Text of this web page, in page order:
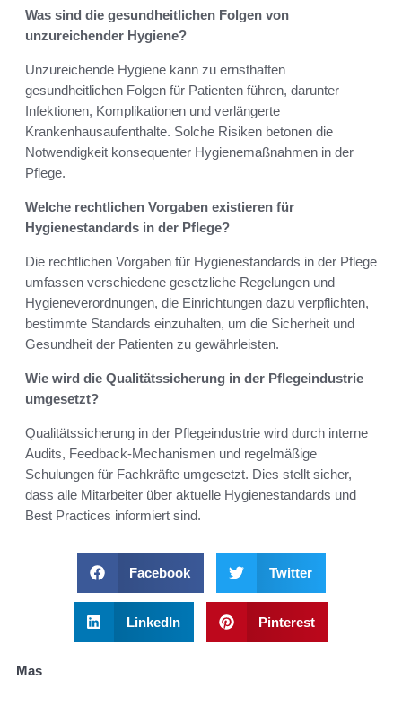
Was sind die gesundheitlichen Folgen von
unzureichender Hygiene?
Unzureichende Hygiene kann zu ernsthaften
gesundheitlichen Folgen für Patienten führen, darunter
Infektionen, Komplikationen und verlängerte
Krankenhausaufenthalte. Solche Risiken betonen die
Notwendigkeit konsequenter Hygienemaßnahmen in der
Pflege.
Welche rechtlichen Vorgaben existieren für
Hygienestandards in der Pflege?
Die rechtlichen Vorgaben für Hygienestandards in der Pflege
umfassen verschiedene gesetzliche Regelungen und
Hygieneverordnungen, die Einrichtungen dazu verpflichten,
bestimmte Standards einzuhalten, um die Sicherheit und
Gesundheit der Patienten zu gewährleisten.
Wie wird die Qualitätssicherung in der Pflegeindustrie
umgesetzt?
Qualitätssicherung in der Pflegeindustrie wird durch interne
Audits, Feedback-Mechanismen und regelmäßige
Schulungen für Fachkräfte umgesetzt. Dies stellt sicher,
dass alle Mitarbeiter über aktuelle Hygienestandards und
Best Practices informiert sind.
Facebook Twitter
LinkedIn Pinterest
Mas